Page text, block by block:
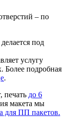
– по
под
услугу
Более подробная
.
печать до 6
макета мы
для ПП пакетов.